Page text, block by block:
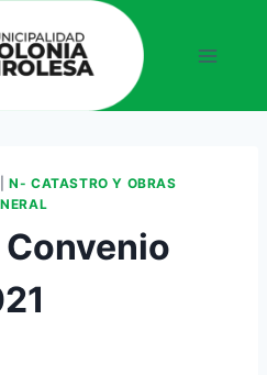
|N- CATASTRO Y OBRAS